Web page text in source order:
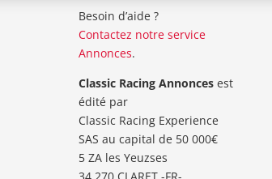
Besoin d’aide ?
Contactez notre service
Annonces.
Classic Racing Annoncesest
édité par
Classic Racing Experience
SAS au capital de 50 000€
5 ZA les Yeuzses